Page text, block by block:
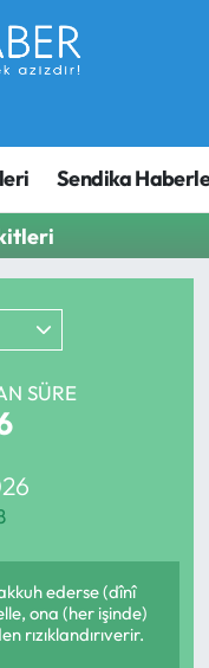
Sendika
SÜRE
ederse (dînî
ona (her işinde)
rızıklandırıverir.